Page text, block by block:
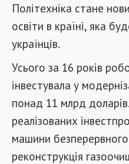
Політехніка стане
освіти в країні, яка
українців.
Усього за 16 років
інвестувала у
понад 11 млрд
реалізованих
машини
реконструкція